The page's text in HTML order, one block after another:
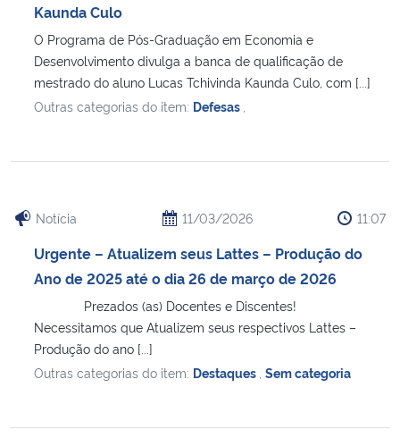
Kaunda Culo
O Programa de Pós-Graduação em Economia e
Desenvolvimento divulga a banca de qualificação de
mestrado do aluno Lucas Tchivinda Kaunda Culo, com [...]
Outras categorias do item: Defesas
Notícia 11/03/2026 11:07
Urgente – Atualizem seus Lattes – Produção do
Ano de 2025 até o dia 26 de março de 2026
Prezados (as) Docentes e Discentes!
Necessitamos que Atualizem seus respectivos Lattes –
Produção do ano [...]
Outras categorias do item: Destaques Sem categoria